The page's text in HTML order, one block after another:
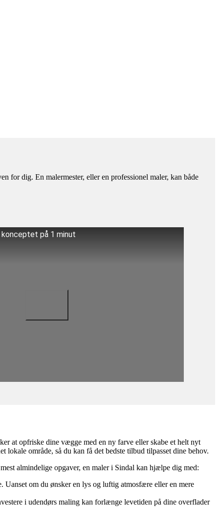
for dig. En malermester, eller en professionel maler, kan både
på 1 minut
at opfriske dine vægge med en ny farve eller skabe et helt nyt
område, så du kan få det bedste tilbud tilpasset dine behov.
almindelige opgaver, en maler i Sindal kan hjælpe dig med:
om du ønsker en lys og luftig atmosfære eller en mere
i udendørs maling kan forlænge levetiden på dine overflader